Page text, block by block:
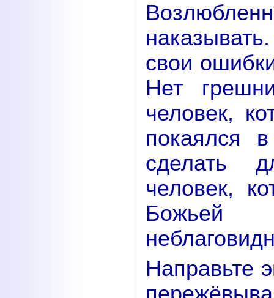
свои
Нет
человек,
покаялся
сделать
человек,
Божьей
Направьте